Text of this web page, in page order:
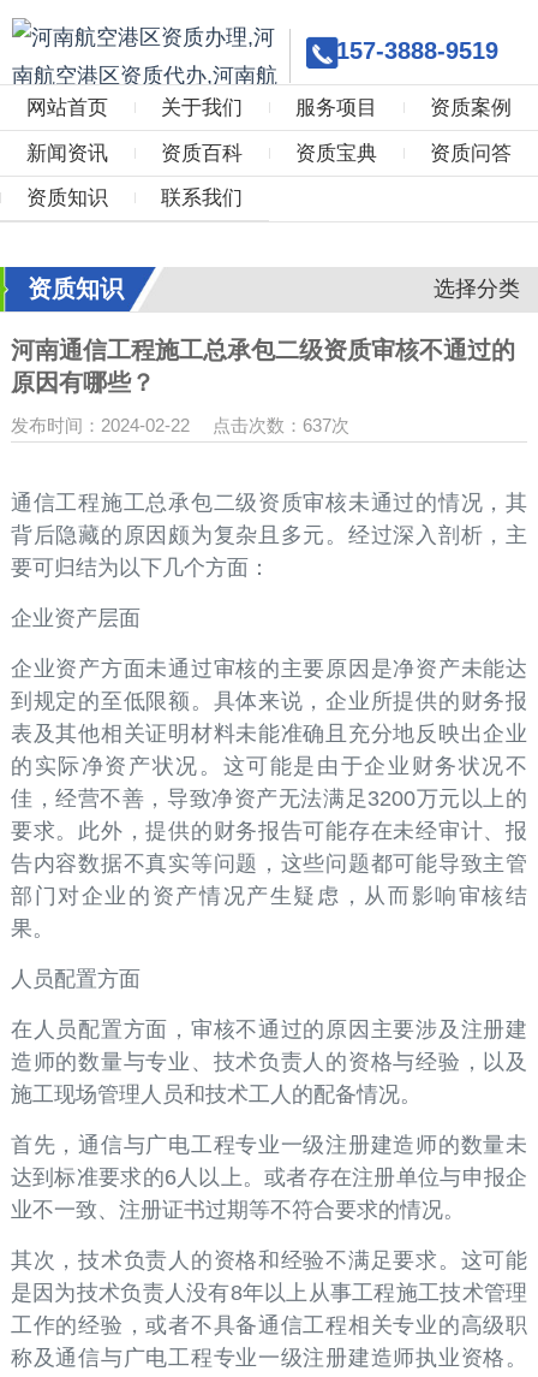
157-3888-9519
网站首页 关于我们 服务项目 资质案例
新闻资讯 资质百科 资质宝典 资质问答
资质知识 联系我们
资质知识 选择分类
河南通信工程施工总承包二级资质审核不通过的
原因有哪些？
发布时间：2024-02-22 点击次数：637次
通信工程施工总承包二级资质审核未通过的情况，其
背后隐藏的原因颇为复杂且多元。经过深入剖析，主
要可归结为以下几个方面：
企业资产层面
企业资产方面未通过审核的主要原因是净资产未能达
到规定的至低限额。具体来说，企业所提供的财务报
表及其他相关证明材料未能准确且充分地反映出企业
的实际净资产状况。这可能是由于企业财务状况不
佳，经营不善，导致净资产无法满足3200万元以上的
要求。此外，提供的财务报告可能存在未经审计、报
告内容数据不真实等问题，这些问题都可能导致主管
部门对企业的资产情况产生疑虑，从而影响审核结
果。
人员配置方面
在人员配置方面，审核不通过的原因主要涉及注册建
造师的数量与专业、技术负责人的资格与经验，以及
施工现场管理人员和技术工人的配备情况。
首先，通信与广电工程专业一级注册建造师的数量未
达到标准要求的6人以上。或者存在注册单位与申报企
业不一致、注册证书过期等不符合要求的情况。
其次，技术负责人的资格和经验不满足要求。这可能
是因为技术负责人没有8年以上从事工程施工技术管理
工作的经验，或者不具备通信工程相关专业的高级职
称及通信与广电工程专业一级注册建造师执业资格。